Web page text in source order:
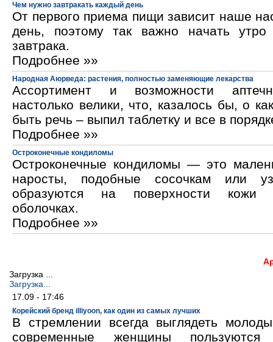
Чем нужно завтракать каждый день
От первого приема пищи зависит наше
день, поэтому так важно начать утро
завтрака.
Подробнее »»
Народная Аюрведа: растения, полностью заменяющие лекарства
Ассортимент и возможности
настолько велики, что, казалось бы, о
быть речь – выпил таблетку и все в
Подробнее »»
Остроконечные кондиломы
Остроконечные кондиломы — это
наросты, подобные сосочкам или
образуются на поверхности кожи
оболочках.
Подробнее »»
Загрузка ...
Загрузка...
17.09 - 17:46
Корейский бренд illiyoon, как один из самых лучших
В стремлении всегда выглядеть
современные женщины пользуются